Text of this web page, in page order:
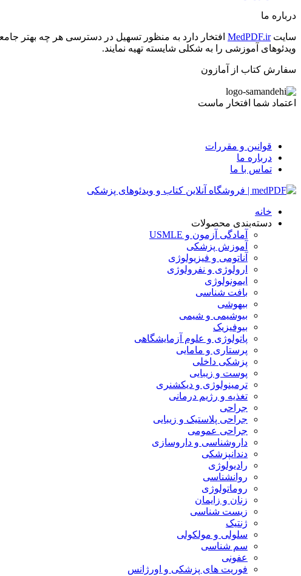
درباره ما
سایتMedPDF.ir افتخار دارد به منظور تسهیل در دسترسی هر چه بهتر
ویدئوهای آموزشی را به شکلی شایسته تهیه نمایند.
سفارش کتاب از آمازون
اعتماد شما افتخار ماست
قوانین و مقررات
درباره ما
تماس با ما
خانه
دسته‌بندی محصولات
آمادگی آزمون و USMLE
آموزش پزشکی
آناتومی و فیزیولوژی
ارولوژی و نفرولوژی
ایمونولوژی
بافت شناسی
بیهوشی
بیوشیمی و شیمی
بیوفیزیک
پاتولوژی و علوم آزمایشگاهی
پرستاری و مامایی
پزشکی داخلی
پوست و زیبایی
ترمینولوژی و دیکشنری
تغذیه و رژیم درمانی
جراحی
جراحی پلاستیک و زیبایی
جراحی عمومی
داروشناسی و داروسازی
دندانپزشکی
رادیولوژی
روانشناسی
روماتولوژی
زنان و زایمان
زیست شناسی
ژنتیک
سلولی و مولکولی
سم شناسی
عفونی
فوریت های پزشکی و اورژانس